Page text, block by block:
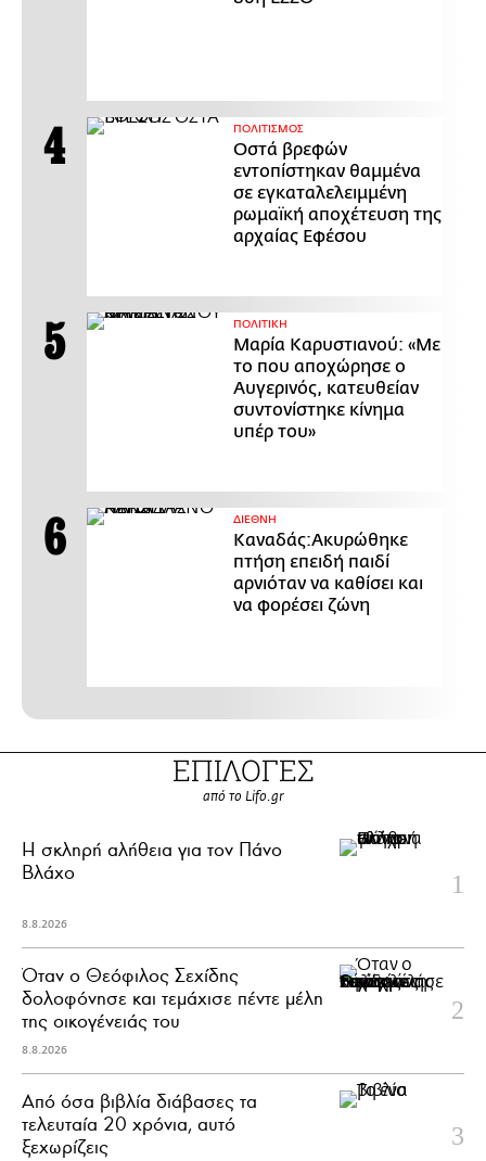
ΠΟΛΙΤΙΣΜΟΣ
Οστά βρεφών
εντοπίστηκαν θαμμένα
σε εγκαταλελειμμένη
ρωμαϊκή αποχέτευση της
αρχαίας Εφέσου
ΠΟΛΙΤΙΚΗ
Μαρία Καρυστιανού: «Με
το που αποχώρησε ο
Αυγερινός, κατευθείαν
συντονίστηκε κίνημα
υπέρ του»
ΔΙΕΘΝΗ
Καναδάς:Ακυρώθηκε
πτήση επειδή παιδί
αρνιόταν να καθίσει και
να φορέσει ζώνη
ΕΠΙΛΟΓΕΣ
από το Lifo.gr
H σκληρή αλήθεια για τον Πάνο
Βλάχο
8.8.2026
Όταν ο Θεόφιλος Σεχίδης
δολοφόνησε και τεμάχισε πέντε μέλη
της οικογένειάς του
8.8.2026
Από όσα βιβλία διάβασες τα
τελευταία 20 χρόνια, αυτό
ξεχωρίζεις